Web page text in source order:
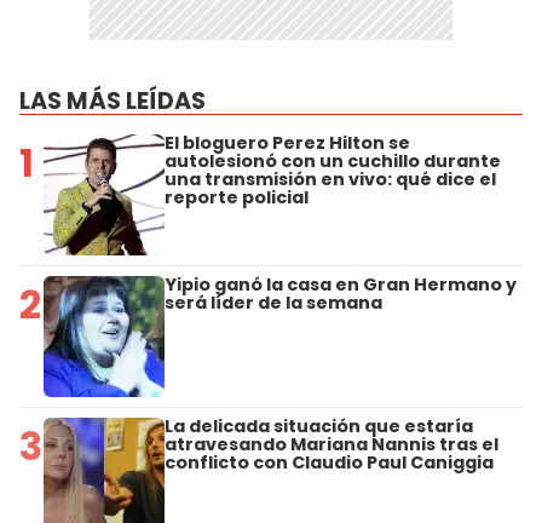
LAS MÁS LEÍDAS
1 El bloguero Perez Hilton se
autolesionó con un cuchillo durante
una transmisión en vivo: qué dice el
reporte policial
2 Yipio ganó la casa en Gran Hermano y
será líder de la semana
3 La delicada situación que estaría
atravesando Mariana Nannis tras el
conflicto con Claudio Paul Caniggia